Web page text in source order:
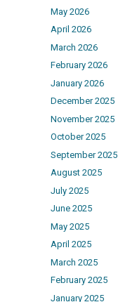
May 2026
April 2026
March 2026
February 2026
January 2026
December 2025
November 2025
October 2025
September 2025
August 2025
July 2025
June 2025
May 2025
April 2025
March 2025
February 2025
January 2025